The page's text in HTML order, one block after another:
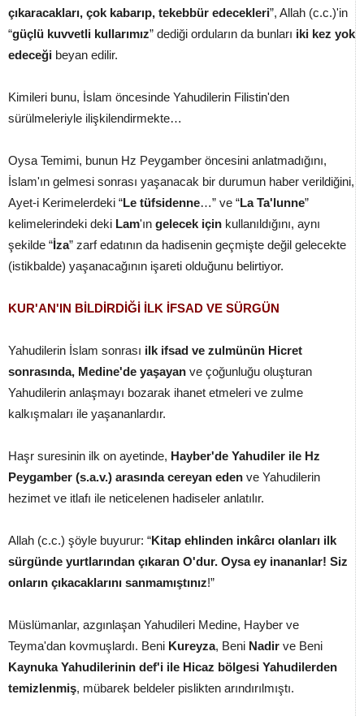
çıkaracakları, çok kabarıp, tekebbür edecekleri”, Allah (c.c.)'in
“güçlü kuvvetli kullarımız” dediği orduların da bunları iki kez yok
edeceği beyan edilir.
Kimileri bunu, İslam öncesinde Yahudilerin Filistin'den
sürülmeleriyle ilişkilendirmekte…
Oysa Temimi, bunun Hz Peygamber öncesini anlatmadığını,
İslam'ın gelmesi sonrası yaşanacak bir durumun haber verildiğini,
Ayet-i Kerimelerdeki “Le tüfsidenne…” ve “La Ta'lunne”
kelimelerindeki deki Lam'ın gelecek için kullanıldığını, aynı
şekilde “İza” zarf edatının da hadisenin geçmişte değil gelecekte
(istikbalde) yaşanacağının işareti olduğunu belirtiyor.
KUR'AN'IN BİLDİRDİĞİ İLK İFSAD VE SÜRGÜN
Yahudilerin İslam sonrası ilk ifsad ve zulmünün Hicret
sonrasında, Medine'de yaşayan ve çoğunluğu oluşturan
Yahudilerin anlaşmayı bozarak ihanet etmeleri ve zulme
kalkışmaları ile yaşananlardır.
Haşr suresinin ilk on ayetinde, Hayber'de Yahudiler ile Hz
Peygamber (s.a.v.) arasında cereyan eden ve Yahudilerin
hezimet ve itlafı ile neticelenen hadiseler anlatılır.
Allah (c.c.) şöyle buyurur: “Kitap ehlinden inkârcı olanları ilk
sürgünde yurtlarından çıkaran O'dur. Oysa ey inananlar! Siz
onların çıkacaklarını sanmamıştınız!”
Müslümanlar, azgınlaşan Yahudileri Medine, Hayber ve
Teyma'dan kovmuşlardı. Beni Kureyza, Beni Nadir ve Beni
Kaynuka Yahudilerinin def'i ile Hicaz bölgesi Yahudilerden
temizlenmiş, mübarek beldeler pislikten arındırılmıştı.